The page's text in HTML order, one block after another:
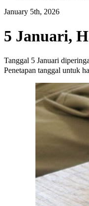
January 5th, 2026
5 Januari,
Tanggal 5 Januari
Penetapan tanggal untuk